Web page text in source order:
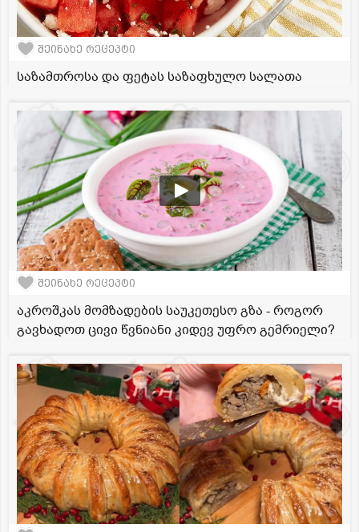
შეინახე რეცეპტი
საზამთროსა და ფეტას საზაფხულო სალათა
შეინახე რეცეპტი
აკროშკას მომზადების საუკეთესო გზა - როგორ
გავხადოთ ცივი წვნიანი კიდევ უფრო გემრიელი?